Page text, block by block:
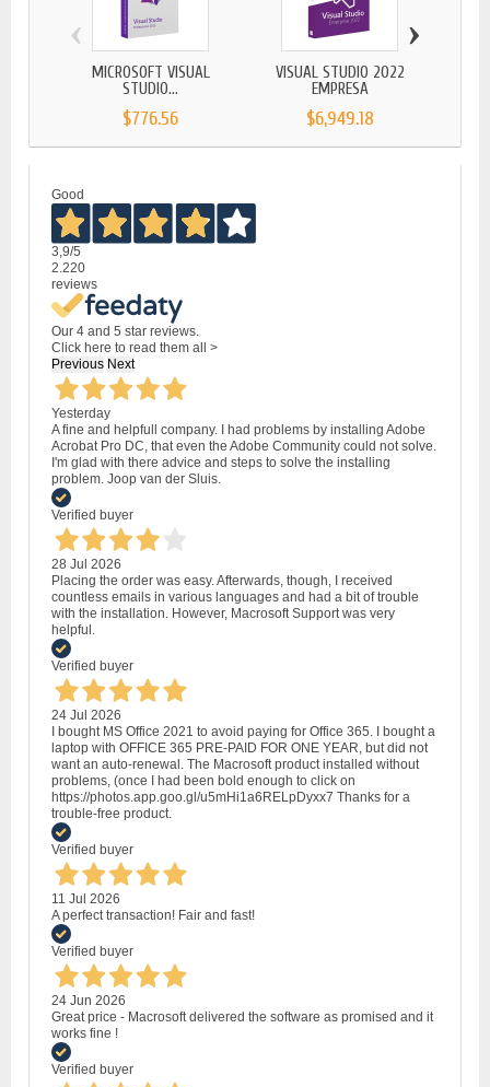
MICROSOFT VISUAL
STUDIO...
$776.56
VISUAL STUDIO 2022
EMPRESA
$6,949.18
‹ ›
Good
3,9/5
2.220
reviews
Our 4 and 5 star reviews.
Click here to read them all >
Previous Next
Yesterday
A fine and helpfull company. I had problems by installing Adobe
Acrobat Pro DC, that even the Adobe Community could not solve.
I'm glad with there advice and steps to solve the installing
problem. Joop van der Sluis.
Verified buyer
28 Jul 2026
Placing the order was easy. Afterwards, though, I received
countless emails in various languages and had a bit of trouble
with the installation. However, Macrosoft Support was very
helpful.
Verified buyer
24 Jul 2026
I bought MS Office 2021 to avoid paying for Office 365. I bought a
laptop with OFFICE 365 PRE-PAID FOR ONE YEAR, but did not
want an auto-renewal. The Macrosoft product installed without
problems, (once I had been bold enough to click on
https://photos.app.goo.gl/u5mHi1a6RELpDyxx7 Thanks for a
trouble-free product.
Verified buyer
11 Jul 2026
A perfect transaction! Fair and fast!
Verified buyer
24 Jun 2026
Great price - Macrosoft delivered the software as promised and it
works fine !
Verified buyer